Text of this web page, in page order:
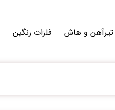
تیرآهن و هاش فلزات رنگین